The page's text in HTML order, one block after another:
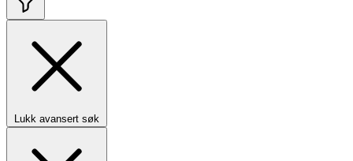
Lukk avansert søk